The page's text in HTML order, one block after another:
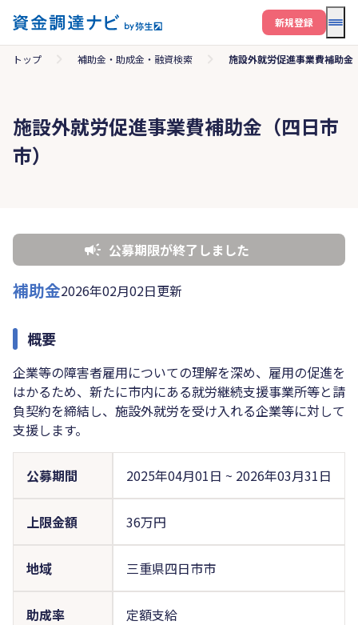
メ
新規登録
トップ 補助金・助成金・融資検索 施設外就労促進事業費補助金
施設外就労促進事業費補助金（四日市
市）
公募期限が終了しました
補助金2026年02月02日更新
概要
企業等の障害者雇用についての理解を深め、雇用の促進を
はかるため、新たに市内にある就労継続支援事業所等と請
負契約を締結し、施設外就労を受け入れる企業等に対して
支援します。
公募期間 2025年04月01日 ~ 2026年03月31日
上限金額 36万円
地域 三重県四日市市
助成率 定額支給